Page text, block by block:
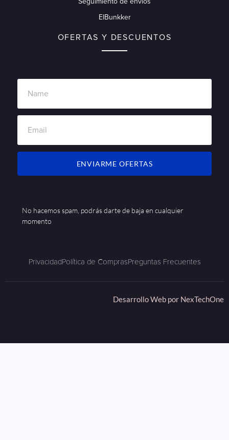
ElBunkker
OFERTAS Y DESCUENTOS
ENVIARME OFERTAS
No hacemos spam, podrás darte de baja en cualquier
momento
PrivacidadPolítica de ComprasPreguntas Frecuentes
Desarrollo Web por NexTechOne